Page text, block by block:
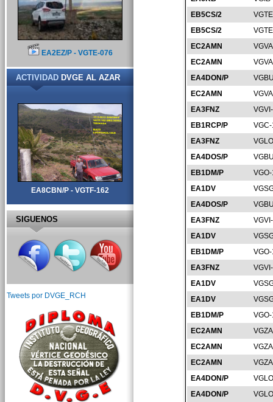
EB5CS/2
EB5CS/2
EC2AMN
EC2AMN
EA4DON/P
EC2AMN
EA3FNZ
EB1RCP/P
VGC-
EA3FNZ
EA4DOS/P
EB1DM/P
EA1DV
EA4DOS/P
EA3FNZ
EA1DV
EB1DM/P
EA3FNZ
EA1DV
EA1DV
EB1DM/P
EC2AMN
EC2AMN
EC2AMN
EA4DON/P
EA4DON/P
EA2EZ/P - VGTE-076
ACTIVIDADDVGE AL AZAR
EA8CBN/P - VGTF-162
SIGUENOS
Tweets por DVGE_RCH